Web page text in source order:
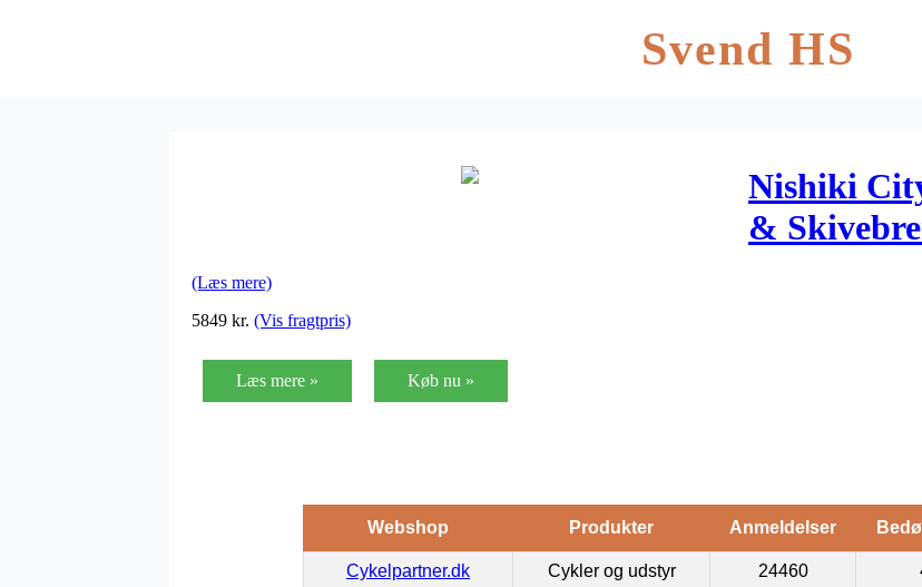
Svend HS
Nishiki
&
(Læs mere)
5849 kr. (Vis fragtpris)
Læs mere » Køb nu »
Webshop Produkter Anmeldelser
Cykelpartner.dk Cykler og udstyr 24460